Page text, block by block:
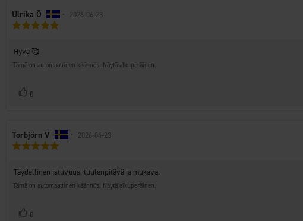
Arvostelun
kirjoittaja:
Ulrika Ö • Arvostelun
2026-06-23
tähdestä
Arvostelun
teksti:
Hyvä 🥰
Tämä on automaattinen käännös. Näytä alkuperäinen.
Äänestä
0
Arvostelun
kirjoittaja:
Torbjörn V • Arvostelun
2026-04-23
5:sta
tähdestä
Arvostelun
teksti:
Täydellinen istuvuus, tuulenpitävä ja mukava.
Tämä on automaattinen käännös. Näytä alkuperäinen.
Äänestä
0